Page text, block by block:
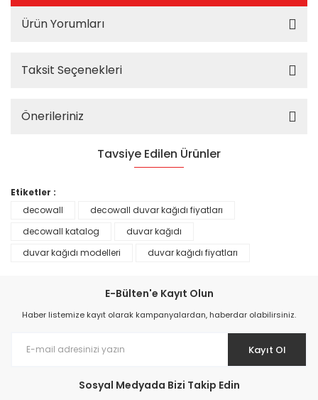
Ürün Yorumları
Taksit Seçenekleri
Önerileriniz
Tavsiye Edilen Ürünler
Prime ArtDECO Duvar Kağıdı Tutkalı 500 gr
Etiketler :
decowall
decowall duvar kağıdı fiyatları
decowall katalog
duvar kağıdı
duvar kağıdı modelleri
duvar kağıdı fiyatları
E-Bülten'e Kayıt Olun
Haber listemize kayıt olarak kampanyalardan, haberdar olabilirsiniz.
Kayıt Ol
Sosyal Medyada Bizi Takip Edin